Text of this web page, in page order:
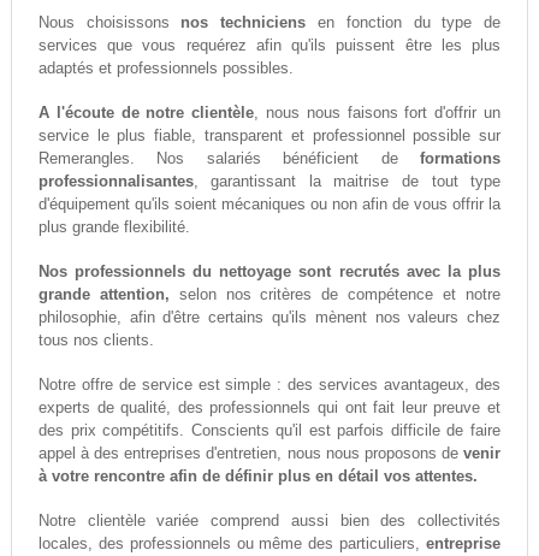
Nous choisissons nos techniciens en fonction du type de
services que vous requérez afin qu'ils puissent être les plus
adaptés et professionnels possibles.
A l'écoute de notre clientèle, nous nous faisons fort d'offrir un
service le plus fiable, transparent et professionnel possible sur
Remerangles. Nos salariés bénéficient deformations
professionnalisantes, garantissant la maitrise de tout type
d'équipement qu'ils soient mécaniques ou non afin de vous offrir la
plus grande flexibilité.
Nos professionnels du nettoyage sont recrutés avec la plus
grande attention, selon nos critères de compétence et notre
philosophie, afin d'être certains qu'ils mènent nos valeurs chez
tous nos clients.
Notre offre de service est simple : des services avantageux, des
experts de qualité, des professionnels qui ont fait leur preuve et
des prix compétitifs. Conscients qu'il est parfois difficile de faire
appel à des entreprises d'entretien, nous nous proposons devenir
à votre rencontre afin de définir plus en détail vos attentes.
Notre clientèle variée comprend aussi bien des collectivités
locales, des professionnels ou même des particuliers,entreprise